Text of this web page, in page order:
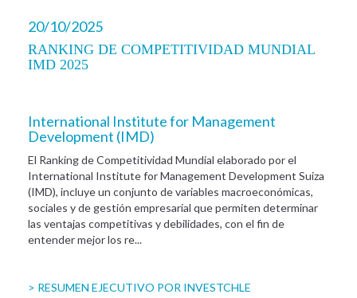
20/10/2025
RANKING DE COMPETITIVIDAD MUNDIAL
IMD 2025
International Institute for Management
Development (IMD)
El Ranking de Competitividad Mundial elaborado por el
International Institute for Management Development Suiza
(IMD), incluye un conjunto de variables macroeconómicas,
sociales y de gestión empresarial que permiten determinar
las ventajas competitivas y debilidades, con el fin de
entender mejor los re...
> RESUMEN EJECUTIVO POR INVESTCHLE